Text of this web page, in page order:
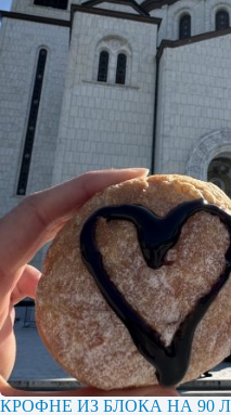
КРОФНЕ ИЗ БЛОКА НА 90